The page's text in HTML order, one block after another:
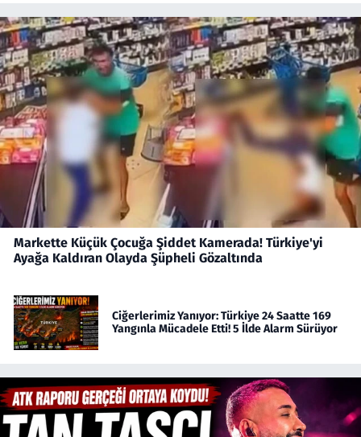
Markette Küçük Çocuğa Şiddet Kamerada! Türkiye'yi
Ayağa Kaldıran Olayda Şüpheli Gözaltında
Ciğerlerimiz Yanıyor: Türkiye 24 Saatte 169
Yangınla Mücadele Etti! 5 İlde Alarm Sürüyor